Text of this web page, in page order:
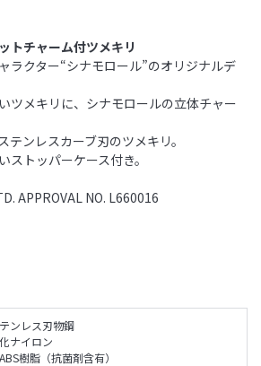
トチャーム付ツメキリ
ラクター“シナモロール”のオリジナルデ
ツメキリに、シナモロールの立体チャー
テンレスカーブ刃のツメキリ。
ストッパーケース付き。
APPROVAL NO. L660016
ンレス刃物鋼
ナイロン
樹脂（抗菌剤含有）